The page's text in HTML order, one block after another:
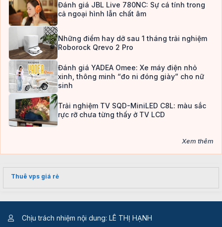
Đánh giá JBL Live 780NC: Sự cá tính trong
cả ngoại hình lẫn chất âm
Những điểm hay dở sau 1 tháng trải nghiệm
Roborock Qrevo 2 Pro
Đánh giá YADEA Omee: Xe máy điện nhỏ
xinh, thông minh “đo ni đóng giày” cho nữ
sinh
Trải nghiệm TV SQD-MiniLED C8L: màu sắc
rực rỡ chưa từng thấy ở TV LCD
Xem thêm
Thuê vps giá rẻ
Chịu trách nhiệm nội dung: LÊ THỊ HẠNH